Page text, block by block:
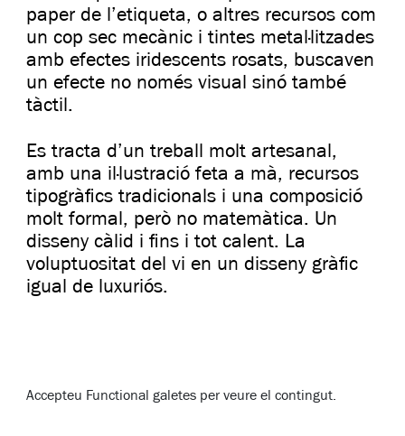
paper de l’etiqueta, o altres recursos com
un cop sec mecànic i tintes metal·litzades
amb efectes iridescents rosats, buscaven
un efecte no només visual sinó també
tàctil.
Es tracta d’un treball molt artesanal,
amb una il·lustració feta a mà, recursos
tipogràfics tradicionals i una composició
molt formal, però no matemàtica. Un
disseny càlid i fins i tot calent. La
voluptuositat del vi en un disseny gràfic
igual de luxuriós.
Accepteu Functional galetes per veure el contingut.